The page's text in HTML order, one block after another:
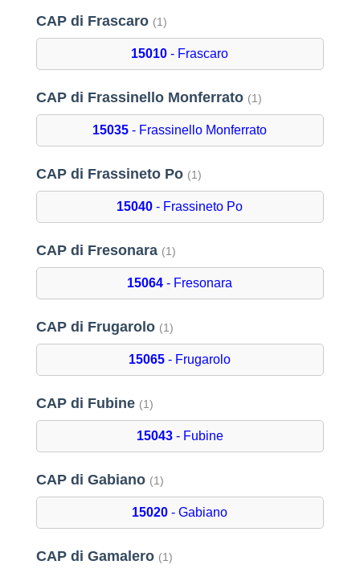
CAP di Frascaro (1)
15010 - Frascaro
CAP di Frassinello Monferrato (1)
15035 - Frassinello Monferrato
CAP di Frassineto Po (1)
15040 - Frassineto Po
CAP di Fresonara (1)
15064 - Fresonara
CAP di Frugarolo (1)
15065 - Frugarolo
CAP di Fubine (1)
15043- Fubine
CAP di Gabiano (1)
15020 - Gabiano
CAP di Gamalero (1)